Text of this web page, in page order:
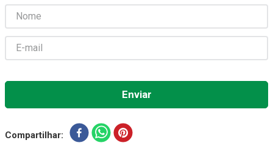
Compartilhar
7º
8º Gaze Esteril
9º Cadeira Banho
10º Gaze